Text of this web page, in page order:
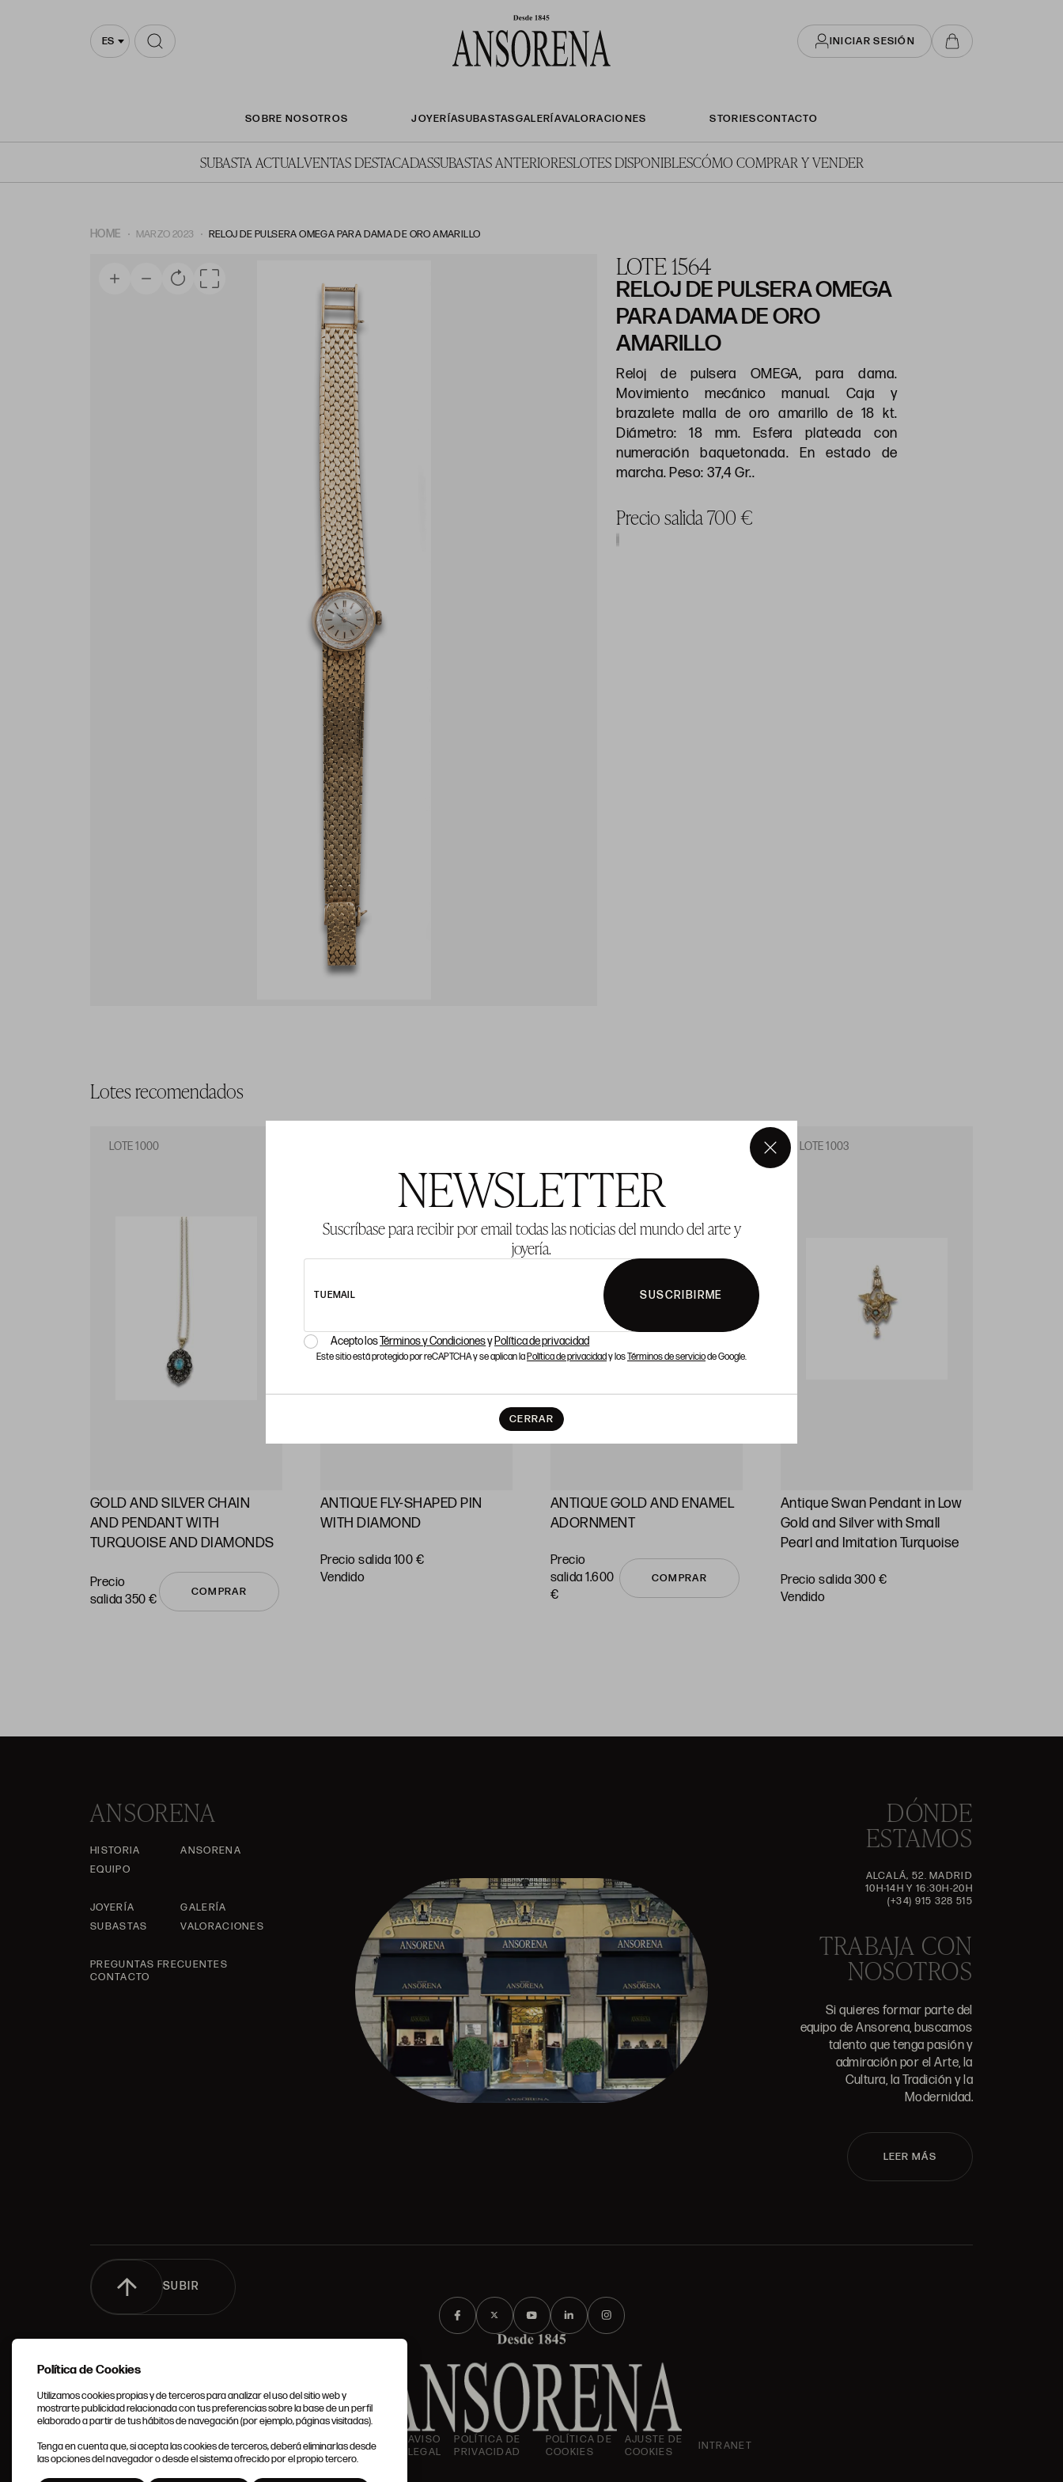
NEWSLETTER
Suscríbase para recibir por email todas las noticias del mundo del arte y
joyería.
TU EMAIL SUSCRIBIRME
Acepto losTérminos y Condicionesy Política de privacidad
Este sitio está protegido por reCAPTCHA y se aplican laPolítica de privacidady losTérminos de serviciode Google.
CERRAR
×
ES INICIAR SESIÓN
SOBRE NOSOTROS JOYERÍASUBASTASGALERÍAVALORACIONES STORIESCONTACTO
SUBASTA ACTUALVENTAS DESTACADASSUBASTAS ANTERIORESLOTES DISPONIBLESCÓMO COMPRAR Y VENDER
HOME MARZO 2023 RELOJ DE PULSERA OMEGA PARA DAMA DE ORO AMARILLO
LOTE 1564
RELOJ DE PULSERA OMEGA
PARA DAMA DE ORO
AMARILLO
Reloj de pulsera OMEGA, para dama.
Movimiento mecánico manual. Caja y
brazalete malla de oro amarillo de 18 kt.
Diámetro: 18 mm. Esfera plateada con
numeración baquetonada. En estado de
marcha. Peso: 37,4 Gr..
Precio salida 700 €
Lotes recomendados
LOTE 1000
GOLD AND SILVER CHAIN ​​
AND PENDANT WITH
TURQUOISE AND DIAMONDS
Precio
salida 350 €
COMPRAR
ANTIQUE FLY-SHAPED PIN
WITH DIAMOND
Precio salida 100 €
vendido
ANTIQUE GOLD AND ENAMEL
ADORNMENT
Precio
salida 1.600
€
COMPRAR
LOTE 1003
Antique Swan Pendant in Low
Gold and Silver with Small
Pearl and Imitation Turquoise
Precio salida 300 €
vendido
ANSORENA
HISTORIA
ANSORENA
EQUIPO
JOYERÍA
GALERÍA
SUBASTAS
VALORACIONES
PREGUNTAS FRECUENTES
CONTACTO
DÓNDE
ESTAMOS
ALCALÁ, 52. MADRID
10H-14H Y 16:30H-20H
(+34) 915 328 515
TRABAJA CON
NOSOTROS
Si quieres formar parte del
equipo de Ansorena, buscamos
talento que tenga pasión y
admiración por el Arte, la
Cultura, la Tradición y la
Modernidad.
LEER MÁS
SUBIR
GENERALES
AVISO
LEGAL
POLÍTICA DE
PRIVACIDAD
POLÍTICA DE
COOKIES
AJUSTE DE
COOKIES
INTRANET
Política de Cookies
Utilizamos cookies propias y de terceros para analizar el uso del sitio web y
mostrarte publicidad relacionada con tus preferencias sobre la base de un perfil
elaborado a partir de tus hábitos de navegación (por ejemplo, páginas visitadas).
Tenga en cuenta que, si acepta las cookies de terceros, deberá eliminarlas desde
las opciones del navegador o desde el sistema ofrecido por el propio tercero.